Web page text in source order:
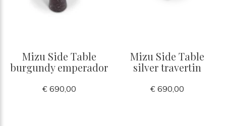
Mizu Side Table
burgundy emperador
€ 690,00
Mizu Side Table
silver travertin
€ 690,00